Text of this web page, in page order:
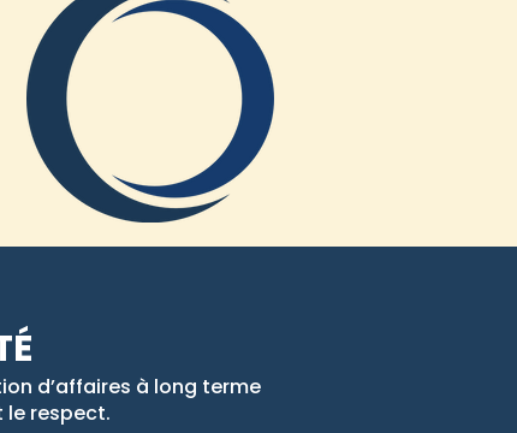
d’affaires à long terme
le respect.